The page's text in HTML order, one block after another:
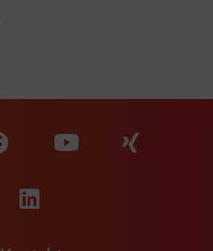
Zu unserer Facebook
Zu
Zu unserer